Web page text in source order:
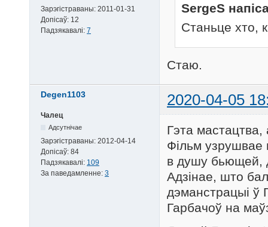
Зарэгістраваны: 2011-01-31
Допісаў: 12
Падзякавалі: 7
SergeS
Станьце хто,
Стаю.
Degen1103 2020-04-05
Чалец
Адсутнічае
Зарэгістраваны: 2012-04-14
Допісаў: 84
Падзякавалі: 109
За паведамленне: 3
Гэта мастацтва,
Фільм узрушвае
в душу бьющей,
Адзінае, што
дэманстрацыі ў
Гарбачоў на